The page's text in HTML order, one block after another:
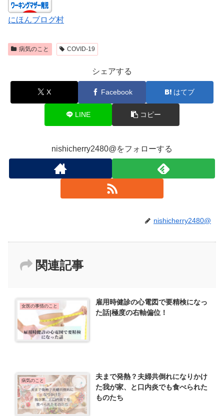
にほんブログ村
病気のこと COVID-19
シェアする
X Facebook はてブ
LINE コピー
nishicherry2480@をフォローする
nishicherry2480@
関連記事
女医の事情のこと
雇用時健診の心電図で要精検になっ
た話|極度の右軸偏位！
病気のこと
夫まで発熱？夫婦共倒れになりかけ
た我が家、と口内炎でも食べられた
ものたち